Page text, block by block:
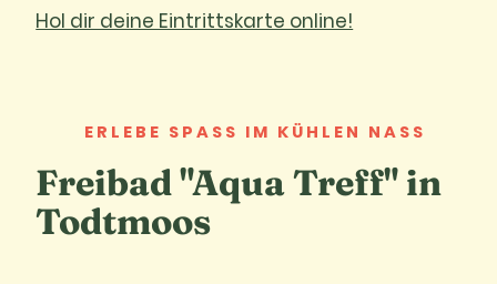
Hol dir deine Eintrittskarte online!
ERLEBE SPASS IM KÜHLEN NASS
Freibad "Aqua Treff" in
Todtmoos